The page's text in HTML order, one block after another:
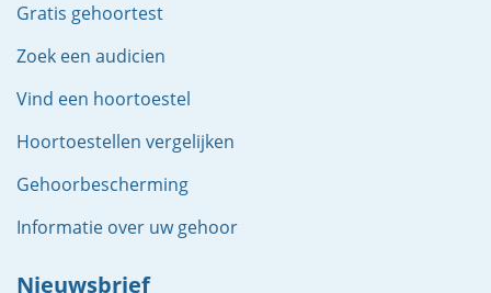
Gratis gehoortest
Zoek een audicien
Vind een hoortoestel
Hoortoestellen vergelijken
Gehoorbescherming
Informatie over uw gehoor
Nieuwsbrief